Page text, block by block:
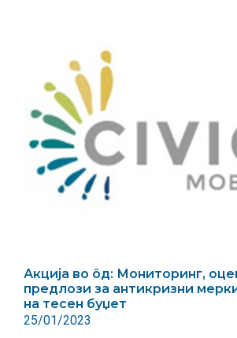
Акција во ôд: Мониторинг,
предлози за антикризни
на тесен буџет
25/01/2023